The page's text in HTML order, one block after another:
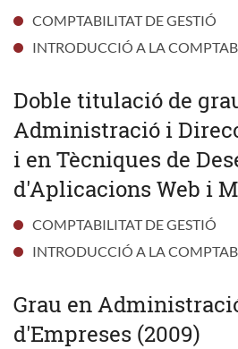
COMPTABILITAT DE GESTIÓ
INTRODUCCIÓ A LA
Doble titulació de
Administració i
i en Tècniques de
d'Aplicacions Web i
COMPTABILITAT DE GESTIÓ
INTRODUCCIÓ A LA
Grau en
d'Empreses (2009)